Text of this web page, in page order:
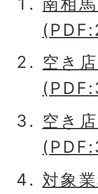
空き
空き
対象